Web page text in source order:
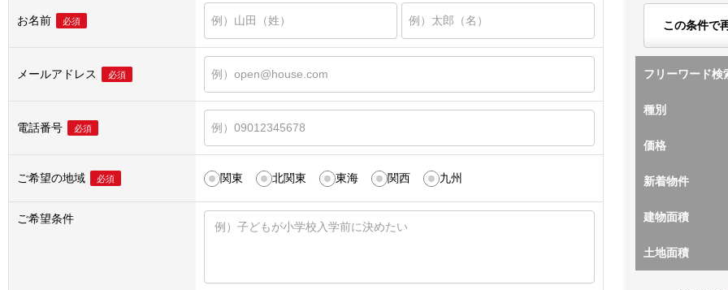
お名前 必須
メールアドレス 必須
電話番号 必須
ご希望の地域 必須 関東 北関東 東海 関西 九州
ご希望条件
この条件で
フリーワード検
種別
価格
新着物件
建物面積
土地面積